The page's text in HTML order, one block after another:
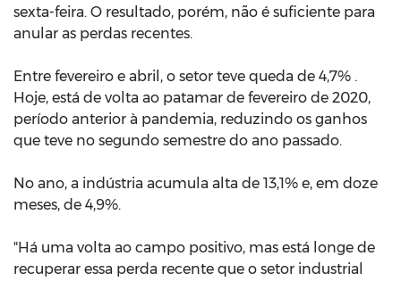
sexta-feira. O resultado, porém, não é suficiente para
anular as perdas recentes.
Entre fevereiro e abril, o setor teve queda de 4,7% .
Hoje, está de volta ao patamar de fevereiro de 2020,
período anterior à pandemia, reduzindo os ganhos
que teve no segundo semestre do ano passado.
No ano, a indústria acumula alta de 13,1% e, em doze
meses, de 4,9%.
"Há uma volta ao campo positivo, mas está longe de
recuperar essa perda recente que o setor industrial